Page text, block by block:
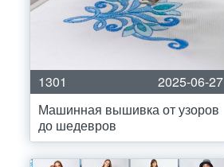
1301
2025-06-27
Машинная вышивка от узоров
до шедевров